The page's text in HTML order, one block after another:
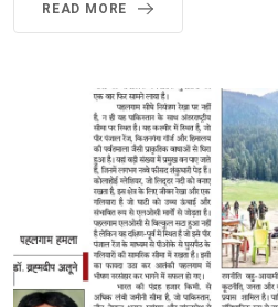
READ MORE